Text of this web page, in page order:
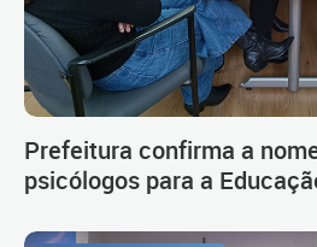
Prefeitura confirma a
psicólogos para a